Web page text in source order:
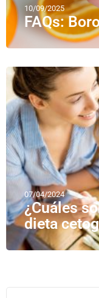
10/09/2025
FAQs:
07/04/2024
¿Cuáles
dieta